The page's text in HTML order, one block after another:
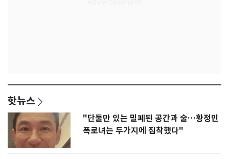
핫뉴스
"단둘만 있는 밀폐된 공간과 술…황정민
폭로녀는 두가지에 집착했다"